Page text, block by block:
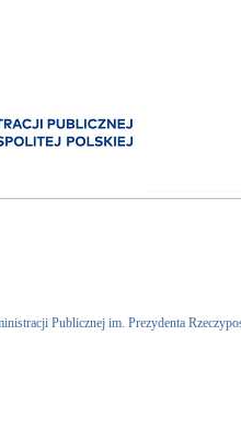
Publicznej im. Prezydenta